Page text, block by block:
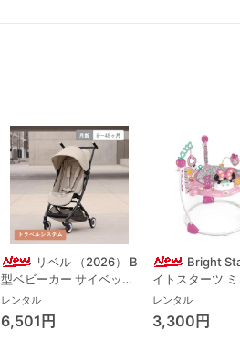
リベル （2026） B
型ベビーカー サイベック
ス(cybex)
レンタル
6,501円
Bright
イトスターツ
ス フォーエバ
レンド ジャン
パルー キッズ
レンタル
3,300円